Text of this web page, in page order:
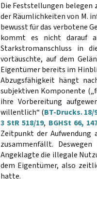
Die Feststellungen belegen
der Räumlichkeiten von M.
bewusst für das verbotene
kommt es nicht darauf
Starkstromanschluss in
vortäuschte, auf dem
Eigentümer bereits im
Abzugsfähigkeit hängt
subjektiven Komponente
ihre Vorbereitung
willentlich“ (BT-Drucks. 18/
3 StR 518/19, BGHSt 66,
Zeitpunkt der
zusammenfällt.
Angeklagte die illegale
dem Eigentümer, also
hatte.